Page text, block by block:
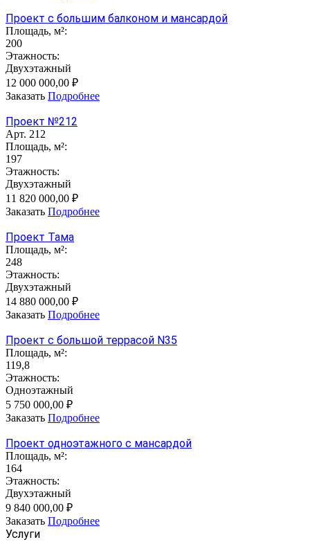
Проект с большим балконом и мансардой
Площадь, м²:
200
Этажность:
Двухэтажный
12 000 000,00 ₽
Заказать Подробнее
Проект №212
Арт. 212
Площадь, м²:
197
Этажность:
Двухэтажный
11 820 000,00 ₽
Заказать Подробнее
Проект Тама
Площадь, м²:
248
Этажность:
Двухэтажный
14 880 000,00 ₽
Заказать Подробнее
Проект с большой террасой N35
Площадь, м²:
119,8
Этажность:
Одноэтажный
5 750 000,00 ₽
Заказать Подробнее
Проект одноэтажного с мансардой
Площадь, м²:
164
Этажность:
Двухэтажный
9 840 000,00 ₽
Заказать Подробнее
Услуги